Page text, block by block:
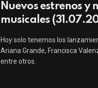
Nuevos estrenos y
musicales
Hoy solo tenemos los
Ariana Grande, Francisca
entre otros.